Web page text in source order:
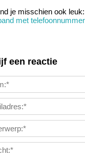
je misschien ook leuk:
met telefoonnummer
een reactie